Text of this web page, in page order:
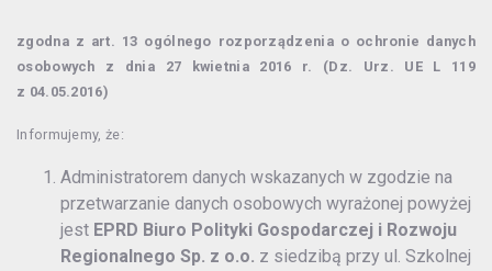
zgodna z art. 13 ogólnego rozporządzenia o ochronie danych
osobowych z dnia 27 kwietnia 2016 r. (Dz. Urz. UE L 119
z 04.05.2016)
Informujemy, że:
Administratorem danych wskazanych w zgodzie na
przetwarzanie danych osobowych wyrażonej powyżej
jest EPRD Biuro Polityki Gospodarczej i Rozwoju
Regionalnego Sp. z o.o. z siedzibą przy ul. Szkolnej